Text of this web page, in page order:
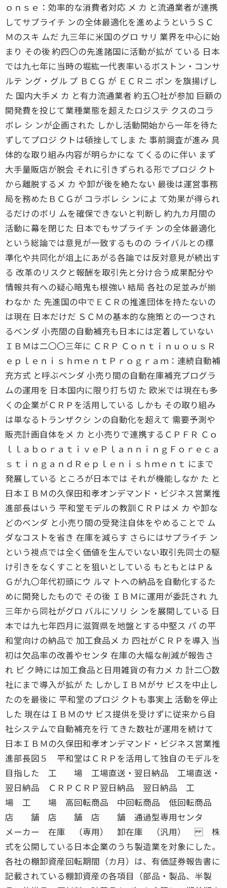
ｏｎｓｅ：効率的な消費者対応 メ カ と流通業者が連携
してサプライチ ンの全体最適化を進めようというＳＣ
Ｍのスキ ムだ 九三年に米国のグロ サリ 業界を中心に始
まり その後 約四〇の先進諸国に活動が拡が ている 日本
では九七年に当時の堀紘一代表率いるボストン・コンサ
ルテ ング・グル プ ＢＣＧ が ＥＣＲニ ポン を旗揚げし
た 国内大手メ カ と有力流通業者 約五〇社が参加 巨額の
開発費を投じて業種業態を超えたロジステ クスのコラ
ボレ シ ンが企画された しかし活動開始から一年を待た
ずしてプロジ クトは頓挫してしま た 事前調査が進み 具
体的な取り組み内容が明らかにな てくるのに伴い まず
大手量販店が脱会 それに引きずられる形でプロジ クト
から離脱するメ カ や卸が後を絶たない 最後は運営事務
局を務めたＢＣＧが コラボレ シ ンによ て効果が得られ
るだけのボリ ムを確保できないと判断し 約九カ月間の
活動に幕を閉じた 日本でもサプライチ ンの全体最適化
という総論では意見が一致するものの ライバルとの標
準化や共同化が俎上にあがる各論では反対意見が続出す
る 改革のリスクと報酬を取引先と分け合う成果配分や
情報共有への疑心暗鬼も根強い 結局 各社の足並みが揃
わなか た 先進国の中でＥＣＲの推進団体を持たないの
は現在 日本だけだ ＳＣＭの基本的な施策との一つされ
るベンダ 小売間の自動補充も日本には定着していない
ＩＢＭは二〇〇三年に ＣＲＰ ＣｏｎｔｉｎｕｏｕｓＲ
ｅｐｌｅｎｉｓｈｍｅｎｔＰｒｏｇｒａｍ：連続自動補
充方式 と呼ぶベンダ 小売り間の自動在庫補充プログラ
ムの運用を 日本国内に限り打ち切 た 欧米では現在も多
くの企業がＣＲＰを活用している しかも その取り組み
は単なるトランザクシ ンの自動化を超えて 需要予測や
販売計画自体をメ カ と小売りで連携するＣＰＦＲ Ｃｏ
ｌｌａｂｏｒａｔｉｖｅＰｌａｎｎｉｎｇＦｏｒｅｃａ
ｓｔｉｎｇａｎｄＲｅｐｌｅｎｉｓｈｍｅｎｔ にまで
発展している ところが日本では それが機能しなか た と
日本ＩＢＭの久保田和孝オンデマンド・ビジネス営業推
進部長はいう 平和堂モデルの教訓ＣＲＰはメ カ や卸な
どのベンダ と小売り間の受発注自体をやめることで ム
ダなコストを省き 在庫を減らす さらにはサプライチ ン
という視点では全く価値を生んでいない取引先同士の駆
け引きをなくすことを狙いとしている もともとはＰ＆
Ｇが九〇年代初頭にウ ルマ トへの納品を自動化するた
めに開発したもので その後 ＩＢＭに運用が委託され 九
三年から同社がグロ バルにソリ シ ンを展開している 日
本では九七年四月に滋賀県を地盤とする中堅ス パ の平
和堂向けの納品で 加工食品メ カ 四社がＣＲＰを導入 当
初は欠品率の改善やセンタ 在庫の大幅な削減が報告さ
れ ピ ク時には加工食品と日用雑貨の有力メ カ 計二〇数
社にまで導入が拡が た しかしＩＢＭがサ ビスを中止し
たのを最後に 平和堂のプロジ クトも事実上 活動を停止
した 現在はＩＢＭのサ ビス提供を受けずに従来から自
社システムで自動補充を行 てきた数社が運用を続けて
日本ＩＢＭの久保田和孝オンデマンド・ビジネス営業推
進部長図５ 平和堂はＣＲＰを活用して独自のモデルを
目指した 工 場 工場直送・翌日納品 工場直送・
翌日納品 ＣＲＰＣＲＰ翌日納品 翌日納品 工
場 工 場 高回転商品 中回転商品 低回転商品
店 舗 店 舗 店 舗 通過型専用センタ
メーカー 在庫 （専用） 卸在庫 （汎用） 株
式を公開している日本企業のうち製造業を対象にした。
各社の棚卸資産回転期間（カ月）は、有価証券報告書に
記載されている棚卸資産の各項目（部品・製品、半製